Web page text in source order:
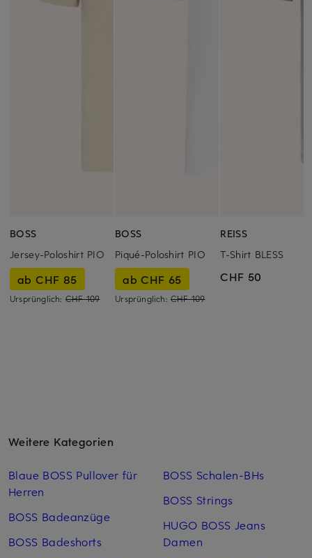
BOSS
Jersey-Poloshirt PIO
ab CHF 85
Ursprünglich: CHF 109
BOSS
Piqué-Poloshirt PIO
ab CHF 65
Ursprünglich: CHF 109
REISS
T-Shirt BLESS
CHF 50
Weitere Kategorien
Blaue BOSS Pullover für
Herren
BOSS Badeanzüge
BOSS Badeshorts
BOSS Schalen-BHs
BOSS Strings
HUGO BOSS Jeans
Damen